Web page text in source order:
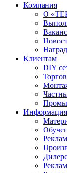
Компания
О
Клиентам
DIY
Информация